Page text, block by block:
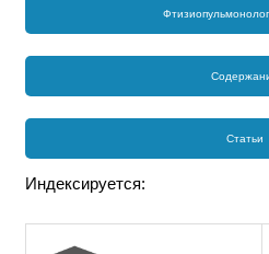
Статьи
Индексируется: